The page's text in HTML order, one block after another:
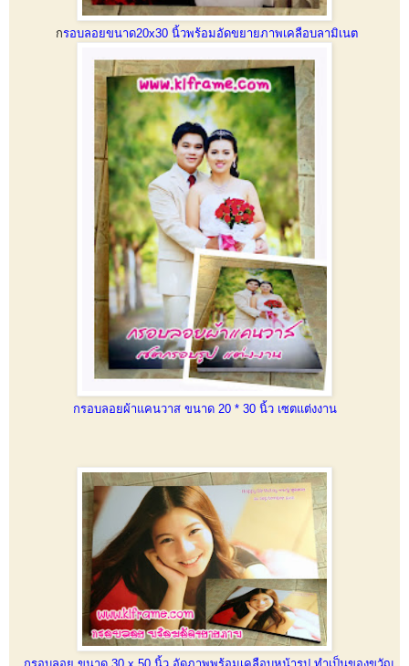
กรอบลอยขนาด20x30 นิ้วพร้อมอัดขยายภาพเคลือบลามิเนต
กรอบลอยผ้าแคนวาส ขนาด 20 * 30 นิ้ว เซตแต่งงาน